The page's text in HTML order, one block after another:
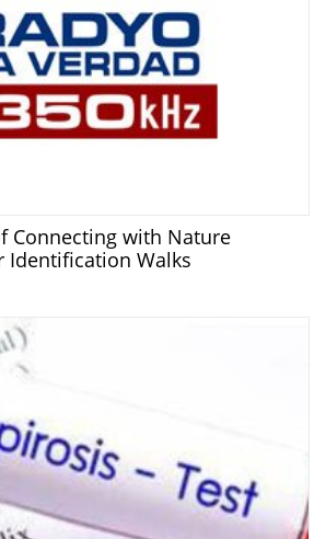
Connecting with Nature
Identification Walks